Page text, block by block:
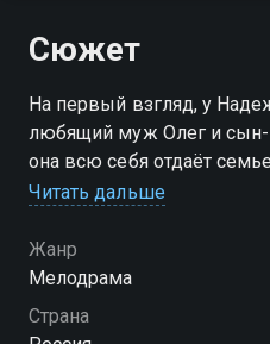
Сюжет
На первый взгляд, у
любящий муж Олег и сын-
она всю себя отдаёт
женой начальника
Читать дальше
Жанр
Мелодрама
Страна